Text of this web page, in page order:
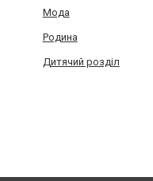
Мода
Родина
Дитячий розділ